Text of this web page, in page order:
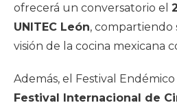
ofrecerá un conversatorio el
UNITEC León, compartiendo
visión de la cocina mexicana
Además, el Festival Endémico
Festival Internacional de